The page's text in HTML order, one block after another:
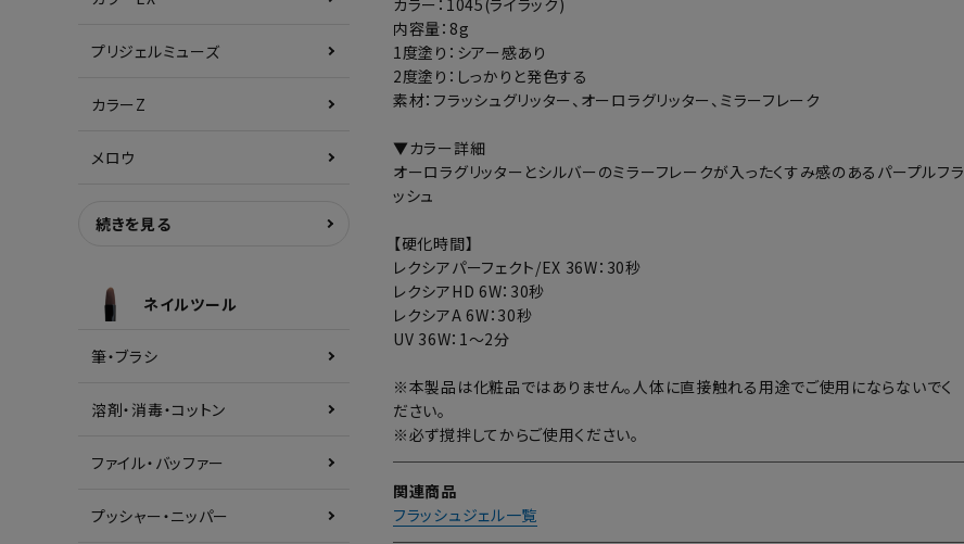
プリジェルミューズ
カラーZ
メロウ
続きを見る
ネイルツール
筆・ブラシ
溶剤・消毒・コットン
ファイル・バッファー
プッシャー・ニッパー
カラー：1045(ライラック)
内容量：8g
1度塗り：シアー感あり
2度塗り：しっかりと発色する
素材：フラッシュグリッター、オーロラグリッター、ミラーフレーク
▼カラー詳細
オーロラグリッターとシルバーのミラーフレークが入ったくすみ感のあるパープルフラ
ッシュ
【硬化時間】
レクシアパーフェクト/EX 36W：30秒
レクシアHD 6W：30秒
レクシアA 6W：30秒
UV 36W：1～2分
※本製品は化粧品ではありません。人体に直接触れる用途でご使用にならないでく
ださい。
※必ず撹拌してからご使用ください。
関連商品
フラッシュジェル一覧